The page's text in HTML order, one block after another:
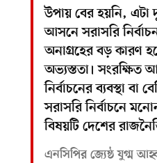
উপায় বের হয়নি, এটা
আসনে সরাসরি
অনাগ্রহের বড় কারণ
অভ্যস্ততা। সংরক্ষিত
নির্বাচনের ব্যবস্থা বা
সরাসরি নির্বাচনে
বিষয়টি দেশের
এনসিপির জ্যেষ্ঠ যুগ্ম